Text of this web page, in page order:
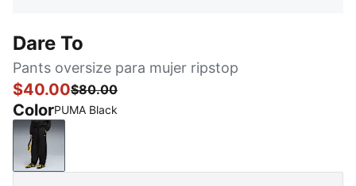
Dare To
Pants oversize para mujer ripstop
$40.00$80.00
ColorPUMA Black
PUMA Black